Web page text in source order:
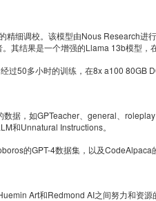
细调校。该模型由Nous Research进
结果是一个增强的Llama 13b模型，
50多小时的训练，在8x a100 80GB
据，如GPTeacher、general、
和Unnatural Instructions。
的GPT-4数据集，以及CodeAlpaca
Art和Redmond AI之间努力和资源